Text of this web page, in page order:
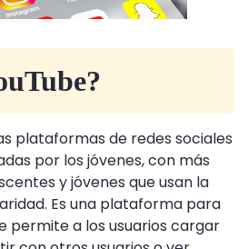
plataformas de redes sociales
por los jóvenes, con más
y jóvenes que usan la
Es una plataforma para
permite a los usuarios cargar